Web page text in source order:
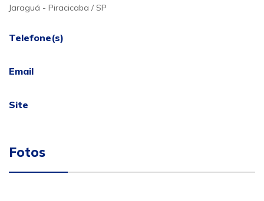
Jaraguá - Piracicaba / SP
Telefone(s)
Email
Site
Fotos